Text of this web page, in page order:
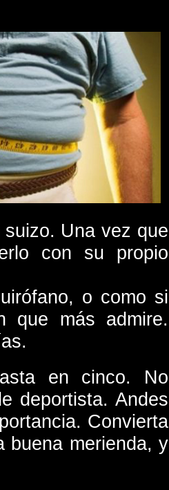
Una vez que
con su propio
o como si
que más admire.
en cinco. No
deportista. Andes
Convierta
buena merienda, y